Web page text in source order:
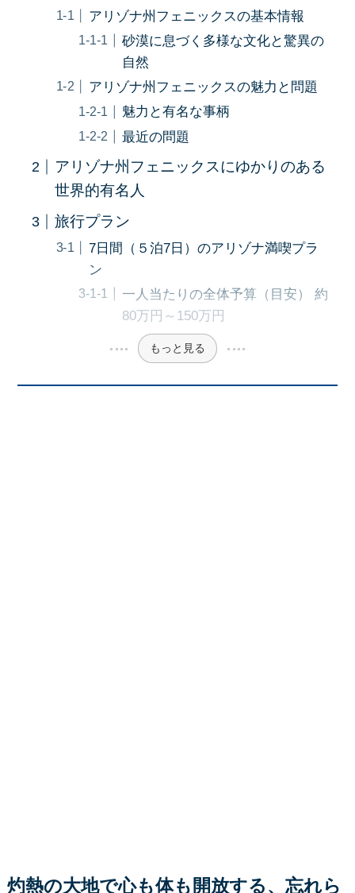
アリゾナ州フェニックスの基本情報
砂漠に息づく多様な文化と驚異の
自然
アリゾナ州フェニックスの魅力と問題
魅力と有名な事柄
最近の問題
アリゾナ州フェニックスにゆかりのある
世界的有名人
旅行プラン
7日間（５泊7日）のアリゾナ満喫プラ
ン
一人当たりの全体予算（目安） 約
80万円～150万円
もっと見る
灼熱の大地で心も体も開放する、忘れら